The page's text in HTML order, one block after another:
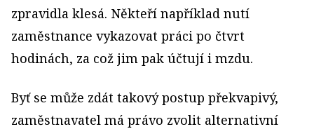
zpravidla klesá. Někteří například nutí
zaměstnance vykazovat práci po čtvrt
hodinách, za což jim pak účtují i mzdu.
Byť se může zdát takový postup překvapivý,
zaměstnavatel má právo zvolit alternativní